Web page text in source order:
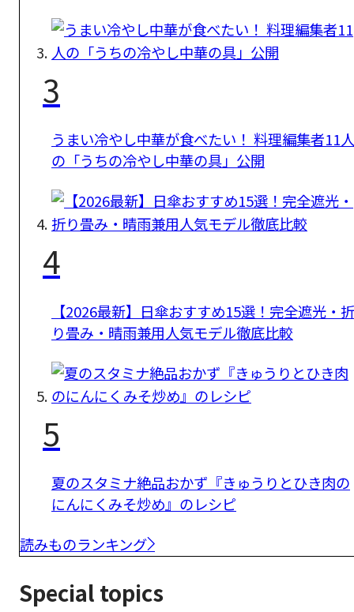
3
うまい冷やし中華が食べたい！ 料理編集者11人
の「うちの冷やし中華の具」公開
4
【2026最新】日傘おすすめ15選！完全遮光・折
り畳み・晴雨兼用人気モデル徹底比較
5
夏のスタミナ絶品おかず『きゅうりとひき肉の
にんにくみそ炒め』のレシピ
読みものランキング
Special topics